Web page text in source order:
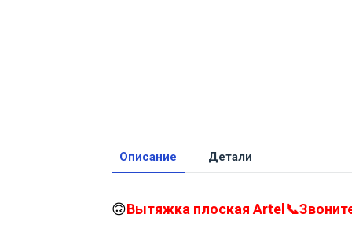
Описание Детали
🙃Вытяжка плоская